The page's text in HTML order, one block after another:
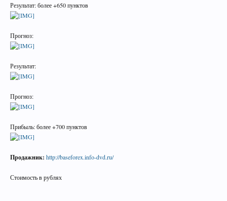
Результат: более +650 пунктов
Прогноз:
Результат:
Прогноз:
Прибыль: более +700 пунктов
Продажник: http://baseforex.info-dvd.ru/
Стоимость в рублях